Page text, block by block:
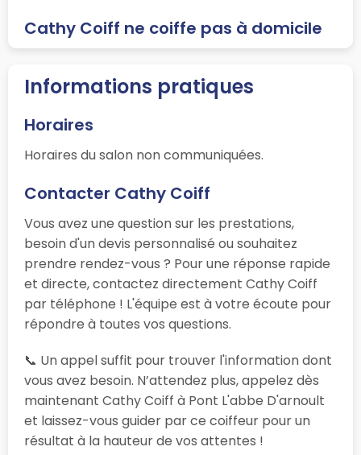
Cathy Coiff ne coiffe pas à domicile
Informations pratiques
Horaires
Horaires du salon non communiquées.
Contacter Cathy Coiff
Vous avez une question sur les prestations,
besoin d'un devis personnalisé ou souhaitez
prendre rendez-vous ? Pour une réponse rapide
et directe, contactez directement Cathy Coiff
par téléphone ! L'équipe est à votre écoute pour
répondre à toutes vos questions.
📞 Un appel suffit pour trouver l'information dont
vous avez besoin. N’attendez plus, appelez dès
maintenant Cathy Coiff à Pont L'abbe D'arnoult
et laissez-vous guider par ce coiffeur pour un
résultat à la hauteur de vos attentes !